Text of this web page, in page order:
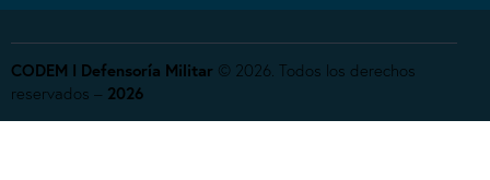
CODEM I Defensoría Militar © 2026. Todos los derechos
reservados – 2026